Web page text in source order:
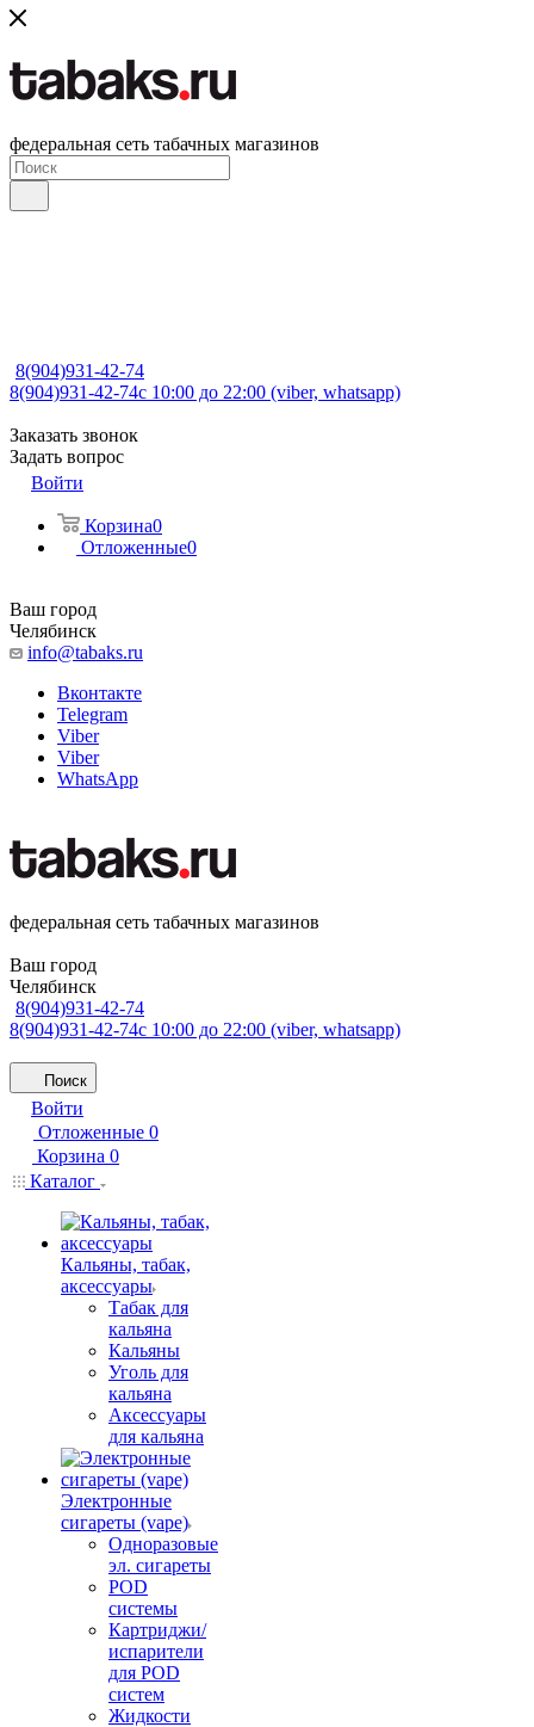
федеральная сеть табачных магазинов
8(904)931-42-74
8(904)931-42-74с 10:00 до 22:00 (viber, whatsapp)
Заказать звонок
Задать вопрос
Войти
Корзина0
Отложенные0
Ваш город
Челябинск
info@tabaks.ru
Вконтакте
Telegram
Viber
Viber
WhatsApp
федеральная сеть табачных магазинов
Ваш город
Челябинск
8(904)931-42-74
8(904)931-42-74с 10:00 до 22:00 (viber, whatsapp)
Поиск
Войти
Отложенные 0
Корзина 0
Каталог
Кальяны, табак,
аксессуары
Табак для
кальяна
Кальяны
Уголь для
кальяна
Аксессуары
для кальяна
Электронные
сигареты (vape)
Одноразовые
эл. сигареты
POD
системы
Картриджи/
испарители
для POD
систем
Жидкости